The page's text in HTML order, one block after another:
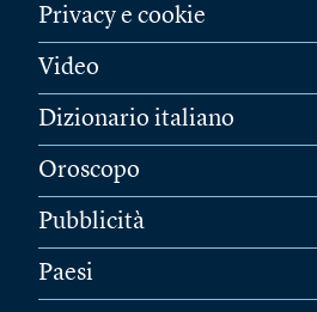
Privacy e cookie
Video
Dizionario italiano
Oroscopo
Pubblicità
Paesi